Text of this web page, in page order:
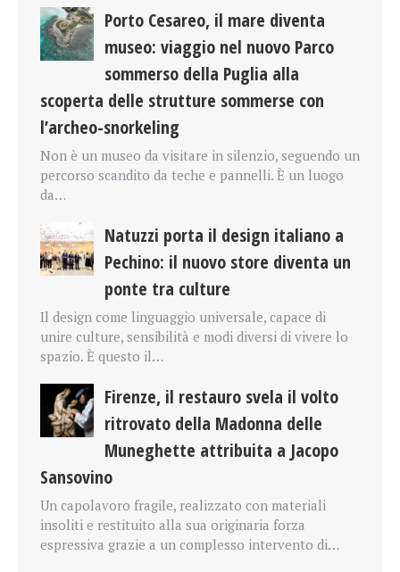
Porto Cesareo, il mare diventa
museo: viaggio nel nuovo Parco
sommerso della Puglia alla
scoperta delle strutture sommerse con
l’archeo-snorkeling
Non è un museo da visitare in silenzio, seguendo un
percorso scandito da teche e pannelli. È un luogo
da…
Natuzzi porta il design italiano a
Pechino: il nuovo store diventa un
ponte tra culture
Il design come linguaggio universale, capace di
unire culture, sensibilità e modi diversi di vivere lo
spazio. È questo il…
Firenze, il restauro svela il volto
ritrovato della Madonna delle
Muneghette attribuita a Jacopo
Sansovino
Un capolavoro fragile, realizzato con materiali
insoliti e restituito alla sua originaria forza
espressiva grazie a un complesso intervento di…